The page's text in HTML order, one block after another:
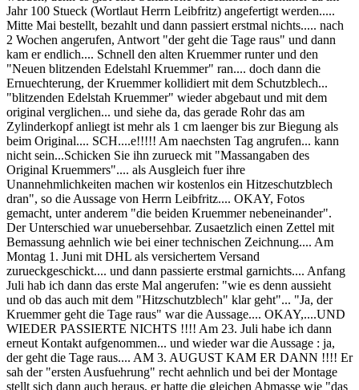
Jahr 100 Stueck (Wortlaut Herrn Leibfritz) angefertigt werden.....
Mitte Mai bestellt, bezahlt und dann passiert erstmal nichts..... nach
2 Wochen angerufen, Antwort "der geht die Tage raus" und dann
kam er endlich.... Schnell den alten Kruemmer runter und den
"Neuen blitzenden Edelstahl Kruemmer" ran.... doch dann die
Ernuechterung, der Kruemmer kollidiert mit dem Schutzblech...
"blitzenden Edelstah Kruemmer" wieder abgebaut und mit dem
original verglichen... und siehe da, das gerade Rohr das am
Zylinderkopf anliegt ist mehr als 1 cm laenger bis zur Biegung als
beim Original.... SCH....e!!!!! Am naechsten Tag angrufen... kann
nicht sein...Schicken Sie ihn zurueck mit "Massangaben des
Original Kruemmers".... als Ausgleich fuer ihre
Unannehmlichkeiten machen wir kostenlos ein Hitzeschutzblech
dran", so die Aussage von Herrn Leibfritz.... OKAY, Fotos
gemacht, unter anderem "die beiden Kruemmer nebeneinander".
Der Unterschied war unuebersehbar. Zusaetzlich einen Zettel mit
Bemassung aehnlich wie bei einer technischen Zeichnung.... Am
Montag 1. Juni mit DHL als versichertem Versand
zurueckgeschickt.... und dann passierte erstmal garnichts.... Anfang
Juli hab ich dann das erste Mal angerufen: "wie es denn aussieht
und ob das auch mit dem "Hitzschutzblech" klar geht"... "Ja, der
Kruemmer geht die Tage raus" war die Aussage.... OKAY,....UND
WIEDER PASSIERTE NICHTS !!!! Am 23. Juli habe ich dann
erneut Kontakt aufgenommen... und wieder war die Aussage : ja,
der geht die Tage raus.... AM 3. AUGUST KAM ER DANN !!!! Er
sah der "ersten Ausfuehrung" recht aehnlich und bei der Montage
stellt sich dann auch heraus, er hatte die gleichen Abmasse wie "das